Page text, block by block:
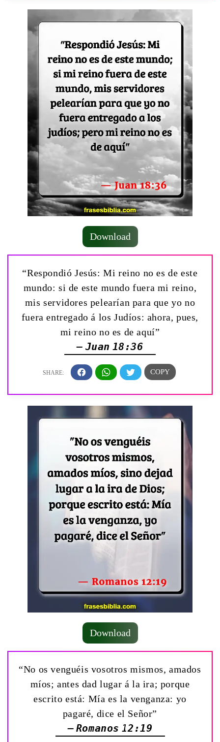
Download
“Respondió Jesús: Mi reino no es de este
mundo: si de este mundo fuera mi reino,
mis servidores pelearían para que yo no
fuera entregado á los Judíos: ahora, pues,
mi reino no es de aquí”
— Juan 18:36
Download
“No os venguéis vosotros mismos, amados
míos; antes dad lugar á la ira; porque
escrito está: Mía es la venganza: yo
pagaré, dice el Señor”
— Romanos 12:19